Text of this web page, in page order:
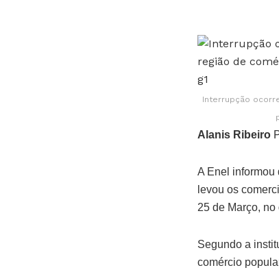
Interrupção
Alanis Ribeiro
A Enel informou
levou os
25 de Março,
Segundo a
comércio